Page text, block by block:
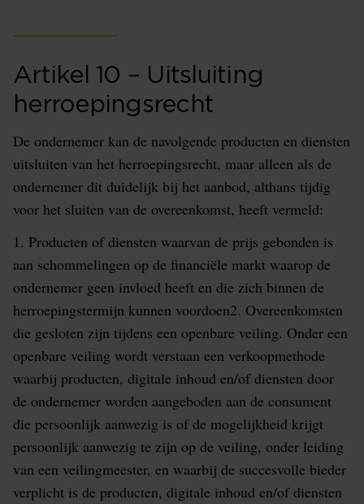
Artikel 10 – Uitsluiting
herroepingsrecht
De ondernemer kan de navolgende producten en diensten
uitsluiten van het herroepingsrecht, maar alleen als de
ondernemer dit duidelijk bij het aanbod, althans tijdig
voor het sluiten van de overeenkomst, heeft vermeld:
1. Producten of diensten waarvan de prijs gebonden is
aan schommelingen op de financiële markt waarop de
ondernemer geen invloed heeft en die zich binnen de
herroepingstermijn kunnen voordoen2. Overeenkomsten
die gesloten zijn tijdens een openbare veiling. Onder een
openbare veiling wordt verstaan een verkoopmethode
waarbij producten, digitale inhoud en/of diensten door
de ondernemer worden aangeboden aan de consument
die persoonlijk aanwezig is of de mogelijkheid krijgt
persoonlijk aanwezig te zijn op de veiling, onder leiding
van een veilingmeester, en waarbij de succesvolle bieder
verplicht is de producten, digitale inhoud en/of diensten